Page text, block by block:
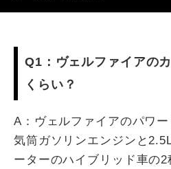
Q1：ヴェルファイアの
くらい？
A：ヴェルファイアのパワ
気筒ガソリンエンジンと
ーターのハイブリッド車の